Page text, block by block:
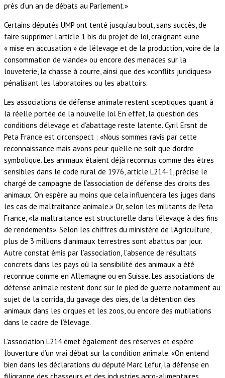
près d’un an de débats au Parlement.»
Certains députés UMP ont tenté jusqu’au bout, sans succès, de
faire supprimer l’article 1 bis du projet de loi, craignant «une
« mise en accusation » de l’élevage et de la production, voire de la
consommation de viande» ou encore des menaces sur la
louveterie, la chasse à courre, ainsi que des «conflits juridiques»
pénalisant les laboratoires ou les abattoirs.
Les associations de défense animale restent sceptiques quant à
la réelle portée de la nouvelle loi. En effet, la question des
conditions d’élevage et d’abattage reste latente. Cyril Ersnt de
Peta France est circonspect : «Nous sommes ravis par cette
reconnaissance mais avons peur qu’elle ne soit que d’ordre
symbolique. Les animaux étaient déjà reconnus comme des êtres
sensibles dans le code rural de 1976, article L214-1, précise le
chargé de campagne de l’association de défense des droits des
animaux. On espère au moins que cela influencera les juges dans
les cas de maltraitance animale.» Or, selon les militants de Peta
France, «la maltraitance est structurelle dans l’élevage à des fins
de rendements». Selon les chiffres du ministère de l’Agriculture,
plus de 3 millions d’animaux terrestres sont abattus par jour.
Autre constat émis par l’association, l’absence de résultats
concrets dans les pays où la sensibilité des animaux a été
reconnue comme en Allemagne ou en Suisse. Les associations de
défense animale restent donc sur le pied de guerre notamment au
sujet de la corrida, du gavage des oies, de la détention des
animaux dans les cirques et les zoos, ou encore des mutilations
dans le cadre de l’élevage.
L’association L214 émet également des réserves et espère
l’ouverture d’un vrai débat sur la condition animale. «On entend
bien dans les déclarations du député Marc Lefur, la défense en